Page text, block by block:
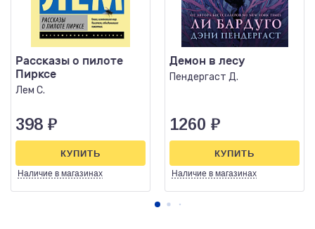
Рассказы о пилоте
Пирксе
Лем С.
398 ₽
Наличие в магазинах
КУПИТЬ
Демон в лесу
Пендергаст Д.
1260 ₽
Наличие в магазинах
КУПИТЬ